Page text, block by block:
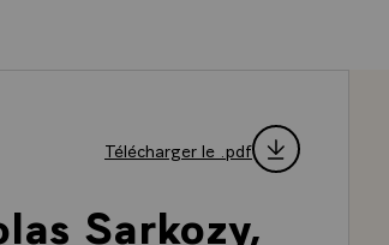
Télécharger le .pdf
Sarkozy,